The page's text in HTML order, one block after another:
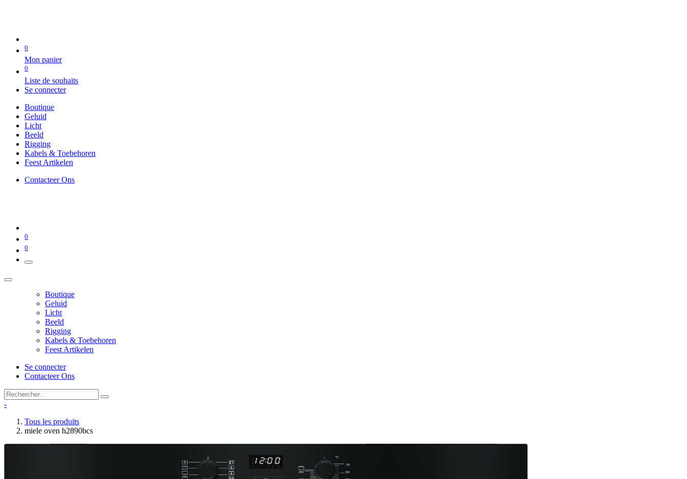
0
Mon panier
0
Liste de souhaits
Se connecter
Boutique
Geluid
Licht
Beeld
Rigging
Kabels & Toebehoren
Feest Artikelen
Contacteer Ons
0
0
Boutique
Geluid
Licht
Beeld
Rigging
Kabels & Toebehoren
Feest Artikelen
Se connecter
Contacteer Ons
-
Tous les produits
miele oven h2890bcs